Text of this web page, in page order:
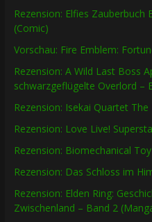
Rezension: Elfies
(Comic)
Vorschau: Fire Emblem:
Rezension: A Wild Last Boss
schwarzgeflügelte Overlord –
Rezension: Isekai Quartet
Rezension: Love Live!
Rezension: Biomechanical
Rezension: Das Schloss im
Rezension: Elden Ring:
Zwischenland – Band 2